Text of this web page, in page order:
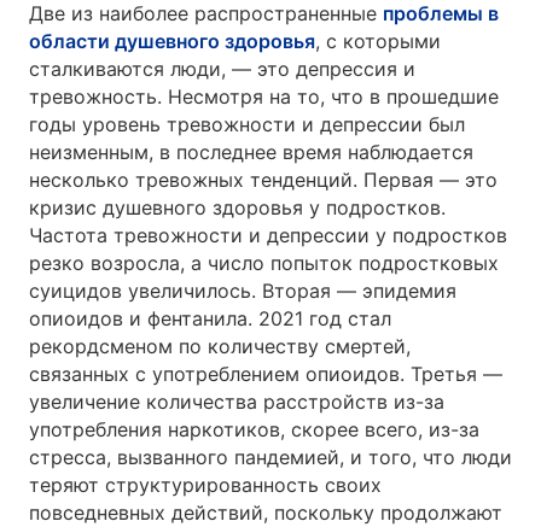
Две из наиболее распространенные проблемы в
области душевного здоровья, с которыми
сталкиваются люди, — это депрессия и
тревожность. Несмотря на то, что в прошедшие
годы уровень тревожности и депрессии был
неизменным, в последнее время наблюдается
несколько тревожных тенденций. Первая — это
кризис душевного здоровья у подростков.
Частота тревожности и депрессии у подростков
резко возросла, а число попыток подростковых
суицидов увеличилось. Вторая — эпидемия
опиоидов и фентанила. 2021 год стал
рекордсменом по количеству смертей,
связанных с употреблением опиоидов. Третья —
увеличение количества расстройств из-за
употребления наркотиков, скорее всего, из-за
стресса, вызванного пандемией, и того, что люди
теряют структурированность своих
повседневных действий, поскольку продолжают